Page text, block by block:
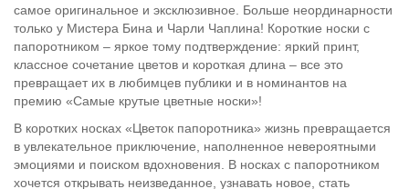
самое оригинальное и эксклюзивное. Больше неординарности
только у Мистера Бина и Чарли Чаплина! Короткие носки с
папоротником – яркое тому подтверждение: яркий принт,
классное сочетание цветов и короткая длина – все это
превращает их в любимцев публики и в номинантов на
премию «Самые крутые цветные носки»!
В коротких носках «Цветок папоротника» жизнь превращается
в увлекательное приключение, наполненное невероятными
эмоциями и поиском вдохновения. В носках с папоротником
хочется открывать неизведанное, узнавать новое, стать